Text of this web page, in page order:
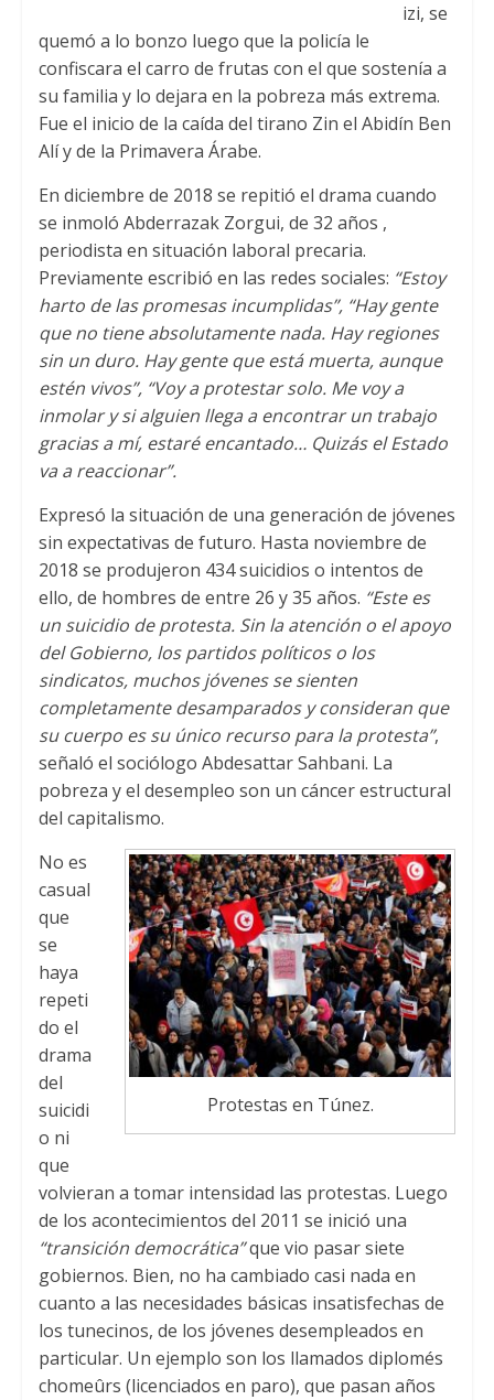
izi, se
quemó a lo bonzo luego que la policía le
confiscara el carro de frutas con el que sostenía a
su familia y lo dejara en la pobreza más extrema.
Fue el inicio de la caída del tirano Zin el Abidín Ben
Alí y de la Primavera Árabe.
En diciembre de 2018 se repitió el drama cuando
se inmoló Abderrazak Zorgui, de 32 años ,
periodista en situación laboral precaria.
Previamente escribió en las redes sociales: “Estoy
harto de las promesas incumplidas”, “Hay gente
que no tiene absolutamente nada. Hay regiones
sin un duro. Hay gente que está muerta, aunque
estén vivos”, “Voy a protestar solo. Me voy a
inmolar y si alguien llega a encontrar un trabajo
gracias a mí, estaré encantado… Quizás el Estado
va a reaccionar”.
Expresó la situación de una generación de jóvenes
sin expectativas de futuro. Hasta noviembre de
2018 se produjeron 434 suicidios o intentos de
ello, de hombres de entre 26 y 35 años. “Este es
un suicidio de protesta. Sin la atención o el apoyo
del Gobierno, los partidos políticos o los
sindicatos, muchos jóvenes se sienten
completamente desamparados y consideran que
su cuerpo es su único recurso para la protesta”,
señaló el sociólogo Abdesattar Sahbani. La
pobreza y el desempleo son un cáncer estructural
del capitalismo.
Protestas en Túnez.
No es
casual
que
se
haya
repeti
do el
drama
del
suicidi
o ni
que
volvieran a tomar intensidad las protestas. Luego
de los acontecimientos del 2011 se inició una
“transición democrática”que vio pasar siete
gobiernos. Bien, no ha cambiado casi nada en
cuanto a las necesidades básicas insatisfechas de
los tunecinos, de los jóvenes desempleados en
particular. Un ejemplo son los llamados diplomés
chomeûrs (licenciados en paro), que pasan años